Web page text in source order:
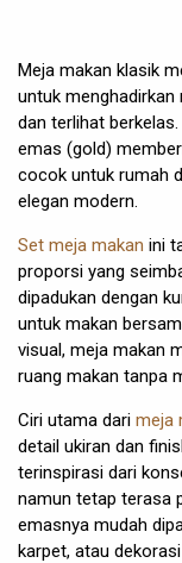
Meja makan klasik
untuk menghadirkan
dan terlihat
emas (gold)
cocok untuk rumah
elegan modern.
Set meja makan ini
proporsi yang
dipadukan dengan
untuk makan
visual, meja makan
ruang makan tanpa
Ciri utama dari meja
detail ukiran dan
terinspirasi dari
namun tetap terasa
emasnya mudah
karpet, atau